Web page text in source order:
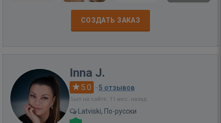
СОЗДАТЬ ЗАКАЗ
Inna J.
5.0 · 5 отзывов
Был на сайте: 11 мес. назад
Latviski, По-русски